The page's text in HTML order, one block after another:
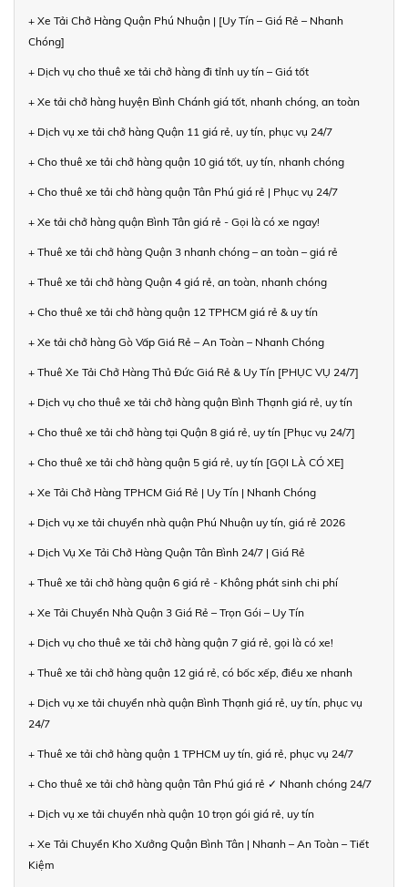
+ Xe Tải Chở Hàng Quận Phú Nhuận | [Uy Tín – Giá Rẻ – Nhanh
Chóng]
+ Dịch vụ cho thuê xe tải chở hàng đi tỉnh uy tín – Giá tốt
+ Xe tải chở hàng huyện Bình Chánh giá tốt, nhanh chóng, an toàn
+ Dịch vụ xe tải chở hàng Quận 11 giá rẻ, uy tín, phục vụ 24/7
+ Cho thuê xe tải chở hàng quận 10 giá tốt, uy tín, nhanh chóng
+ Cho thuê xe tải chở hàng quận Tân Phú giá rẻ | Phục vụ 24/7
+ Xe tải chở hàng quận Bình Tân giá rẻ - Gọi là có xe ngay!
+ Thuê xe tải chở hàng Quận 3 nhanh chóng – an toàn – giá rẻ
+ Thuê xe tải chở hàng Quận 4 giá rẻ, an toàn, nhanh chóng
+ Cho thuê xe tải chở hàng quận 12 TPHCM giá rẻ & uy tín
+ Xe tải chở hàng Gò Vấp Giá Rẻ – An Toàn – Nhanh Chóng
+ Thuê Xe Tải Chở Hàng Thủ Đức Giá Rẻ & Uy Tín [PHỤC VỤ 24/7]
+ Dịch vụ cho thuê xe tải chở hàng quận Bình Thạnh giá rẻ, uy tín
+ Cho thuê xe tải chở hàng tại Quận 8 giá rẻ, uy tín [Phục vụ 24/7]
+ Cho thuê xe tải chở hàng quận 5 giá rẻ, uy tín [GỌI LÀ CÓ XE]
+ Xe Tải Chở Hàng TPHCM Giá Rẻ | Uy Tín | Nhanh Chóng
+ Dịch vụ xe tải chuyển nhà quận Phú Nhuận uy tín, giá rẻ 2026
+ Dịch Vụ Xe Tải Chở Hàng Quận Tân Bình 24/7 | Giá Rẻ
+ Thuê xe tải chở hàng quận 6 giá rẻ - Không phát sinh chi phí
+ Xe Tải Chuyển Nhà Quận 3 Giá Rẻ – Trọn Gói – Uy Tín
+ Dịch vụ cho thuê xe tải chở hàng quận 7 giá rẻ, gọi là có xe!
+ Thuê xe tải chở hàng quận 12 giá rẻ, có bốc xếp, điều xe nhanh
+ Dịch vụ xe tải chuyển nhà quận Bình Thạnh giá rẻ, uy tín, phục vụ
24/7
+ Thuê xe tải chở hàng quận 1 TPHCM uy tín, giá rẻ, phục vụ 24/7
+ Cho thuê xe tải chở hàng quận Tân Phú giá rẻ ✓ Nhanh chóng 24/7
+ Dịch vụ xe tải chuyển nhà quận 10 trọn gói giá rẻ, uy tín
+ Xe Tải Chuyển Kho Xưởng Quận Bình Tân | Nhanh – An Toàn – Tiết
Kiệm